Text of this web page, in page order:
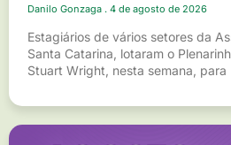
Danilo Gonzaga 4 de agosto de 2026
Estagiários de vários setores da
Santa Catarina, lotaram o
Stuart Wright, nesta semana, para